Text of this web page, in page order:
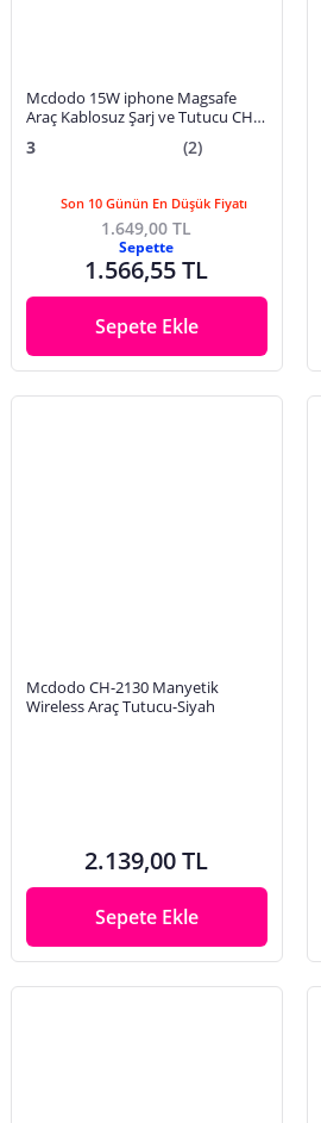
Mcdodo 15W iphone Magsafe
Araç Kablosuz Şarj ve Tutucu CH-
3 (2)
Son 10 Günün En Düşük Fiyatı
1.649,00 TL
Sepette
1.566,55 TL
Sepete Ekle
Mcdodo CH-2130 Manyetik
Wireless Araç Tutucu-Siyah
2.139,00 TL
Sepete Ekle